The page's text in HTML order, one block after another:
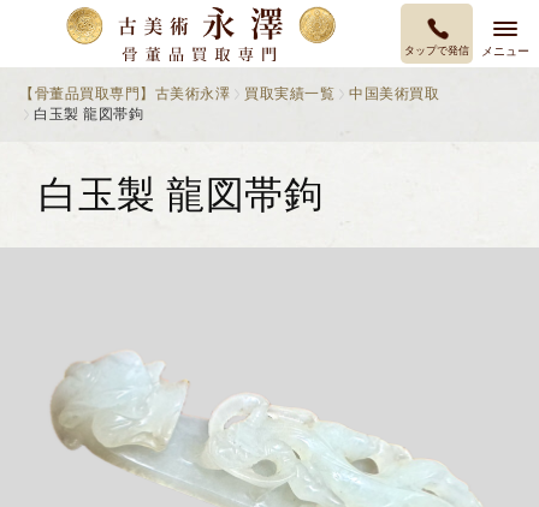
タップで発信 メニュー
【骨董品買取専門】古美術永澤 買取実績一覧
中国美術買取
白玉製 龍図帯鉤
白玉製 龍図帯鉤